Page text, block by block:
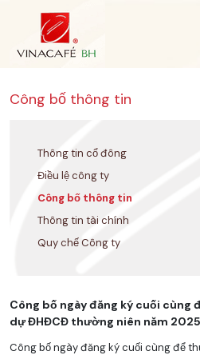
Công bố thông tin
Thông tin cổ đông
Điều lệ công ty
Công bố thông tin
Thông tin tài chính
Quy chế Công ty
Công bố ngày đăng ký cuối cùng
dự ĐHĐCĐ thường niên năm 2025
Công bố ngày đăng ký cuối cùng để